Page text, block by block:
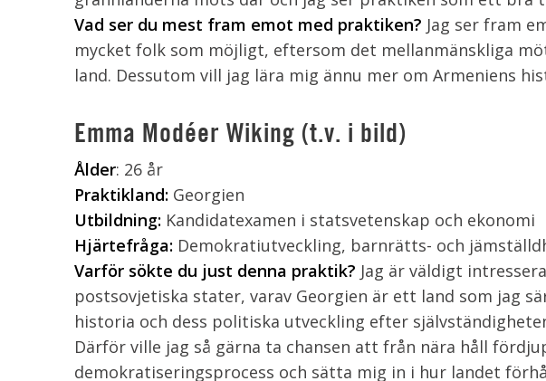
Vad ser du mest fram emot med praktiken? Jag ser fram
mycket folk som möjligt, eftersom det mellanmänskliga
land. Dessutom vill jag lära mig ännu mer om Armeniens
Emma Modéer Wiking (t.v. i bild)
Ålder: 26 år
Praktikland: Georgien
Utbildning: Kandidatexamen i statsvetenskap och ekonomi
Hjärtefråga: Demokratiutveckling, barnrätts- och
Varför sökte du just denna praktik? Jag är väldigt
postsovjetiska stater, varav Georgien är ett land som jag
historia och dess politiska utveckling efter
Därför ville jag så gärna ta chansen att från nära håll
demokratiseringsprocess och sätta mig in i hur landet